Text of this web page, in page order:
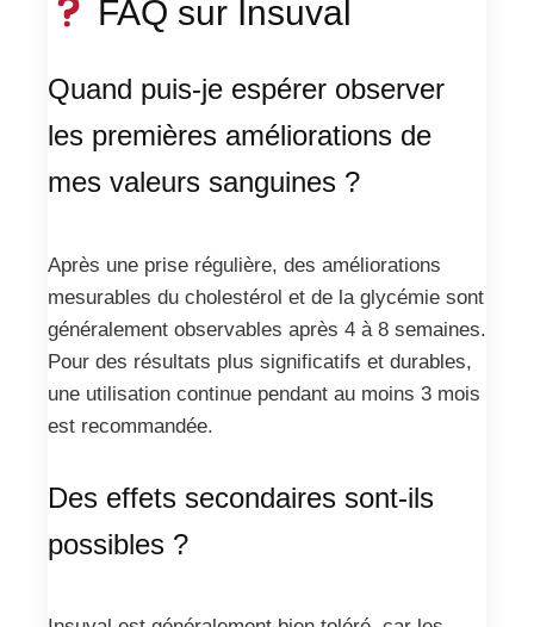
FAQ sur Insuval
Quand puis-je espérer observer
les premières améliorations de
mes valeurs sanguines ?
Après une prise régulière, des améliorations
mesurables du cholestérol et de la glycémie sont
généralement observables après 4 à 8 semaines.
Pour des résultats plus significatifs et durables,
une utilisation continue pendant au moins 3 mois
est recommandée.
Des effets secondaires sont-ils
possibles ?